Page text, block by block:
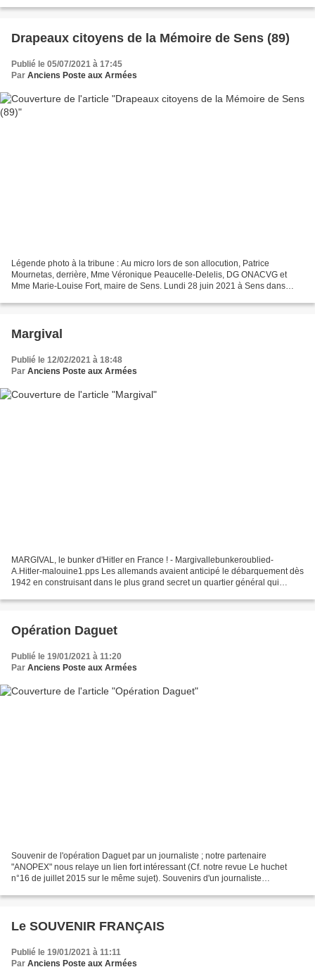
Drapeaux citoyens de la Mémoire de Sens (89)
Publié le 05/07/2021 à 17:45
Par Anciens Poste aux Armées
Légende photo à la tribune : Au micro lors de son allocution, Patrice
Mournetas, derrière, Mme Véronique Peaucelle-Delelis, DG ONACVG et
Mme Marie-Louise Fort, maire de Sens. Lundi 28 juin 2021 à Sens dans
Margival
Publié le 12/02/2021 à 18:48
Par Anciens Poste aux Armées
MARGIVAL, le bunker d'Hitler en France ! - Margivallebunkeroublied-
A.Hitler-malouine1.pps Les allemands avaient anticipé le débarquement dès
1942 en construisant dans le plus grand secret un quartier général qui
Opération Daguet
Publié le 19/01/2021 à 11:20
Par Anciens Poste aux Armées
Souvenir de l'opération Daguet par un journaliste ; notre partenaire
"ANOPEX" nous relaye un lien fort intéressant (Cf. notre revue Le huchet
n°16 de juillet 2015 sur le même sujet). Souvenirs d'un journaliste
Le SOUVENIR FRANÇAIS
Publié le 19/01/2021 à 11:11
Par Anciens Poste aux Armées